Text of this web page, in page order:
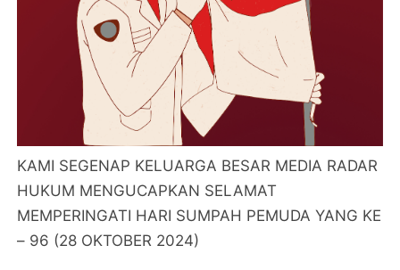
KAMI SEGENAP KELUARGA BESAR MEDIA RADAR
HUKUM MENGUCAPKAN SELAMAT
MEMPERINGATI HARI SUMPAH PEMUDA YANG KE
– 96 (28 OKTOBER 2024)